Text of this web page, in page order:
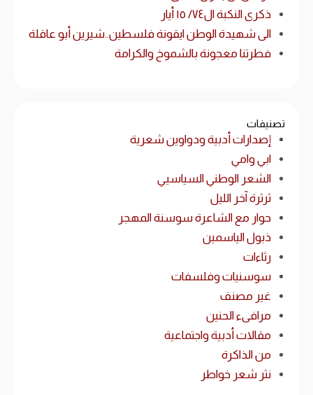
ذكرى النكبة ال٧٤/ ١٥ أيار
الى شهيدة الوطن ايقونة فلسطين..شيرين أبو عاقلة
فطرتنا معجونة بالشموخ والكرامة
تصنيفات
إصدارات أدبية ودواوين شعرية
ابي وامي
الشعر الوطني السياسيي
ثرثرة آخر الليل
حوار مع الشاعرة سوسنة المهجر
ذبول الياسمين
رثاءات
سوسنيات وفلسفات
غير مصنف
مرافىء الحنين
مقالات أدبية واجتماعية
من الذاكرة
نثر شعر خواطر